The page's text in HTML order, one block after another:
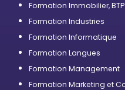
Formation Immobilier, BTP
Formation Industries
Formation Informatique
Formation Langues
Formation Management
Formation Marketing et